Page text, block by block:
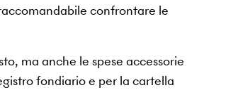
confrontare le
ma anche le spese accessorie
fondiario e per la cartella